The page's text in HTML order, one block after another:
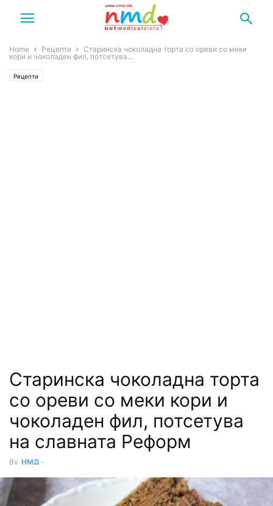
Home Рецепти
Старинска чоколадна торта со ореви со меки
кори и чоколаден фил, потсетува...
Рецепти
Старинска чоколадна торта
со ореви со меки кори и
чоколаден фил, потсетува
на славната Реформ
By НМД -